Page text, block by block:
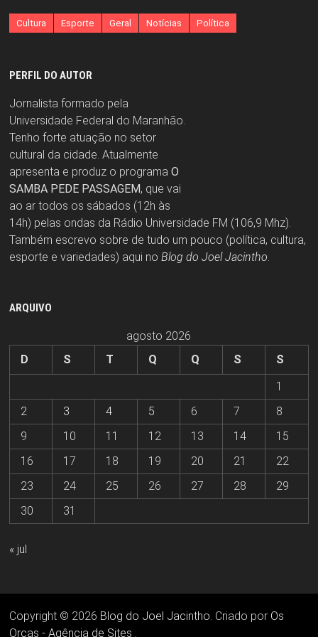
Cultura Esporte Geral Notícias Política
PERFIL DO AUTOR
Jornalista formado pela
Universidade Federal do Maranhão.
Tenho forte atuação no setor
cultural da cidade. Atualmente
apresenta e produz o programa O
SAMBA PEDE PASSAGEM, que vai
ao ar todos os sábados (12h às
14h) pelas ondas da Rádio Universidade FM (106,9 Mhz).
Também escrevo sobre de tudo um pouco (política, cultura,
esporte e variedades) aqui no Blog do Joel Jacintho.
ARQUIVO
agosto 2026
D
S T Q Q S
S
1
2
3 4 5 6 7
8
9
10 11 12 13 14
15
16
17 18 19 20 21
22
23
24 25 26 27 28
29
30
31
« jul
Copyright © 2026 Blog do Joel Jacintho. Criado por Os
Orcas - Agência de Sites .